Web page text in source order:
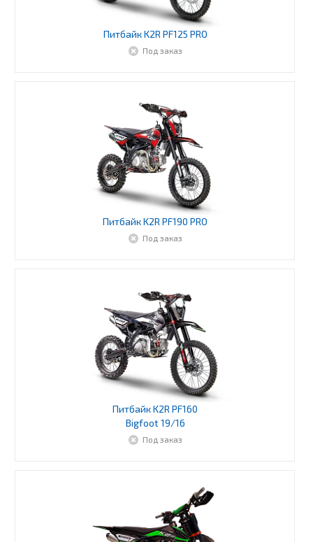
Питбайк K2R PF125 PRO
Под заказ
Питбайк K2R PF190 PRO
Под заказ
Питбайк K2R PF160
Bigfoot 19/16
Под заказ